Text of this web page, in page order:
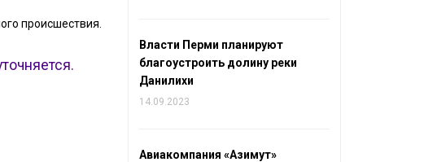
происшествия.
Власти Перми планируют
благоустроить долину реки
Данилихи
14.09.2023
Авиакомпания «Азимут»